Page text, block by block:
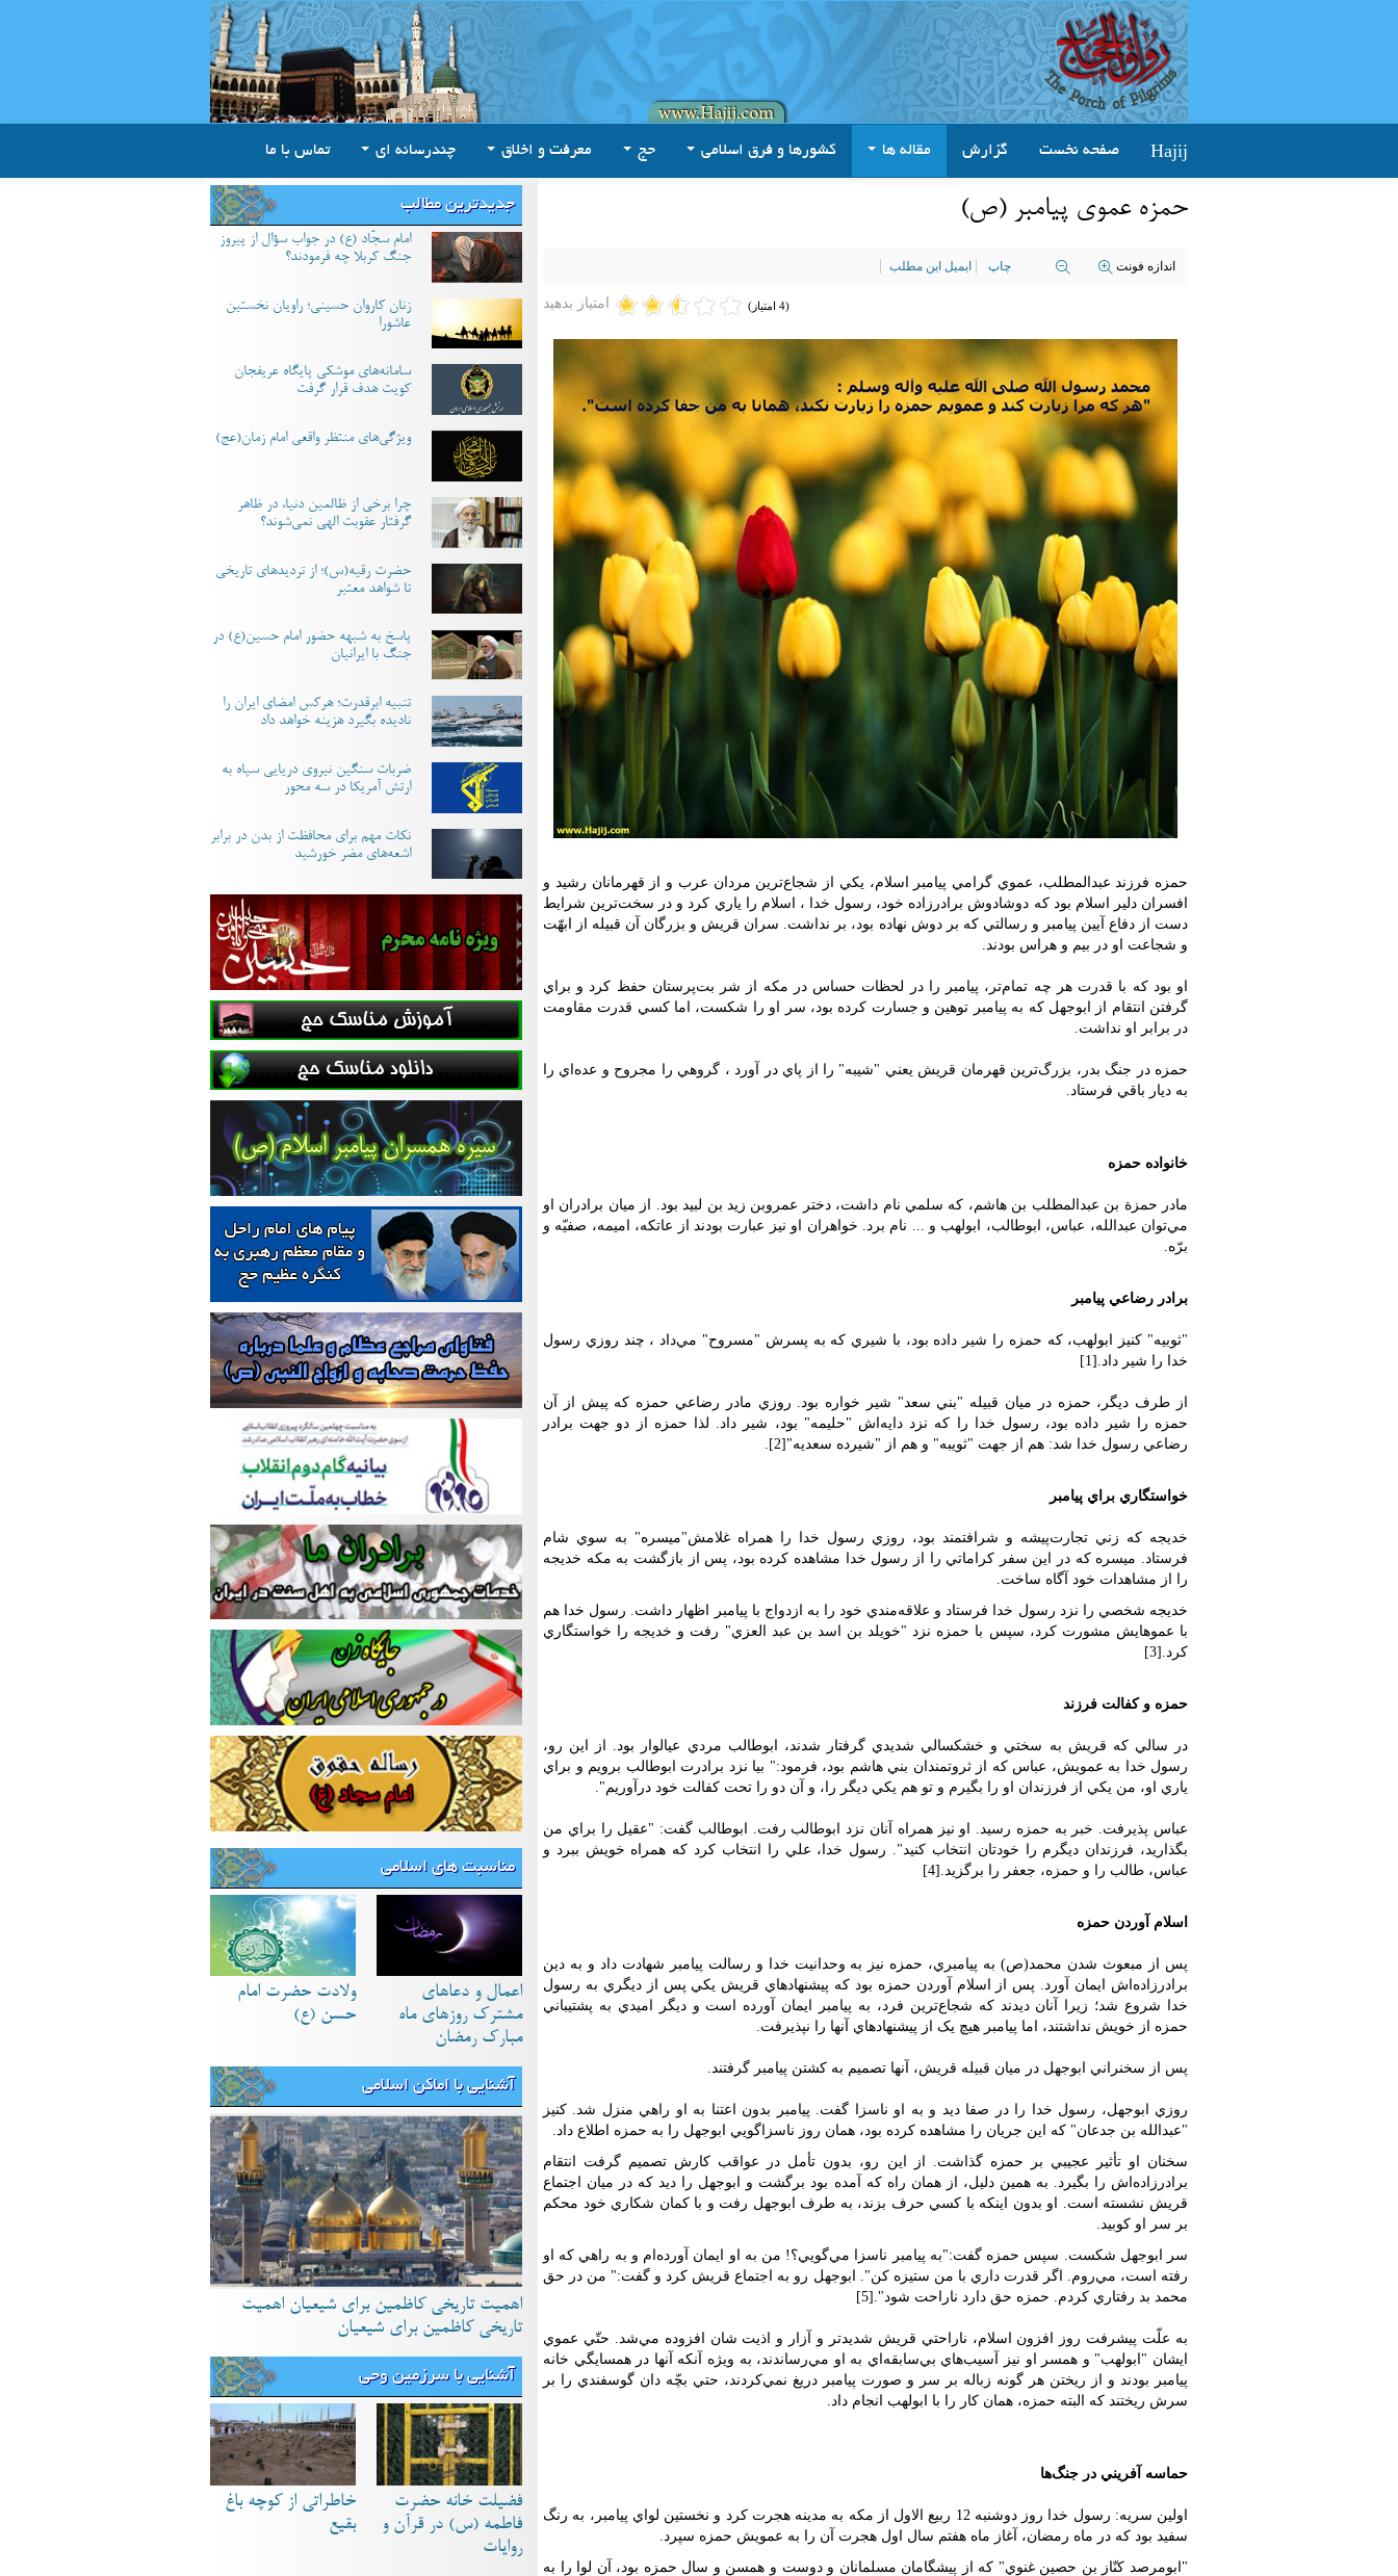
Hajij صفحه نخست گزارش مقاله ها کشورها و فرق اسلامی حج معرفت و اخلاق چندرسانه ای تماس با ما
حمزه عموي پيامبر (ص)
اندازه فونت چاپ ایمیل این مطلب
امتیاز بدهید (4 امتیاز)
حمزه فرزند عبدالمطلب، عموي گرامي پيامبر اسلام، يکي از شجاع‌ترين مردان عرب و از قهرمانان رشيد و
افسران دلير اسلام بود که دوشادوش برادرزاده خود، رسول خدا ، اسلام را ياري کرد و در سخت‌ترين شرايط
دست از دفاع آيين پيامبر و رسالتي که بر دوش نهاده بود، بر نداشت. سران قريش و بزرگان آن قبيله از ابهّت
و شجاعت او در بيم و هراس بودند.
او بود که با قدرت هر چه تمام‌تر، پيامبر را در لحظات حساس در مکه از شر بت‌پرستان حفظ کرد و براي
گرفتن انتقام از ابوجهل که به پيامبر توهين و جسارت کرده بود، سر او را شکست، اما کسي قدرت مقاومت
در برابر او نداشت.
حمزه در جنگ بدر، بزرگ‌ترين قهرمان قريش يعني "شيبه" را از پاي در آورد ، گروهي را مجروح و عده‌اي را
به ديار باقي فرستاد.
خانواده حمزه
مادر حمزة بن عبدالمطلب بن هاشم، که سلمي نام داشت، دختر عمروبن زيد بن لبيد بود. از ميان برادران او
مي‌توان عبدالله، عباس، ابوطالب، ابولهب و ... نام برد. خواهران او نيز عبارت بودند از عاتکه، اميمه، صفيّه و
برّه.
برادر رضاعي پيامبر
"ثوبيه" کنيز ابولهب، که حمزه را شير داده بود، با شيري که به پسرش "مسروح" مي‌داد ، چند روزي رسول
خدا را شير داد.[1]
از طرف ديگر، حمزه در ميان قبيله "بني سعد" شير خواره بود. روزي مادر رضاعي حمزه که پيش از آن
حمزه را شير داده بود، رسول خدا را که نزد دايه‌اش "حليمه" بود، شير داد. لذا حمزه از دو جهت برادر
رضاعي رسول خدا شد: هم از جهت "ثويبه" و هم از "شيرده سعديه"[2].
خواستگاري براي پيامبر
خديجه که زني تجارت‌پيشه و شرافتمند بود، روزي رسول خدا را همراه غلامش"ميسره" به سوي شام
فرستاد. ميسره که در اين سفر کراماتي را از رسول خدا مشاهده کرده بود، پس از بازگشت به مکه خديجه
را از مشاهدات خود آگاه ساخت.
خديجه شخصي را نزد رسول خدا فرستاد و علاقه‌مندي خود را به ازدواج با پيامبر اظهار داشت. رسول خدا هم
با عمو‌هايش مشورت کرد، سپس با حمزه نزد "خويلد بن اسد بن عبد العزي" رفت و خديجه را خواستگاري
کرد.[3]
حمزه و کفالت فرزند
در سالي که قريش به سختي و خشکسالي شديدي گرفتار شدند، ابوطالب مردي عيالوار بود. از اين رو،
رسول خدا به عمويش، عباس که از ثروتمندان بني هاشم بود، فرمود:" بيا نزد برادرت ابوطالب برويم و براي
ياري او، من يکي از فرزندان او را بگيرم و تو هم يکي ديگر را، و آن دو را تحت کفالت خود درآوريم".
عباس پذيرفت. خبر به حمزه رسيد. او نيز همراه آنان نزد ابوطالب رفت. ابوطالب گفت: "عقيل را براي من
بگذاريد، فرزندان ديگرم را خودتان انتخاب کنيد". رسول خدا، علي را انتخاب کرد که همراه خويش ببرد و
عباس، طالب را و حمزه، جعفر را برگزيد.[4]
اسلام آوردن حمزه
پس از مبعوث شدن محمد(ص) به پيامبري، حمزه نيز به وحدانيت خدا و رسالت پيامبر شهادت داد و به دين
برادرزاده‌اش ايمان آورد. پس از اسلام آوردن حمزه بود که پيشنهادهاي قريش يکي پس از ديگري به رسول
خدا شروع شد؛ زيرا آنان ديدند که شجاع‌ترين فرد، به پيامبر ايمان آورده است و ديگر اميدي به پشتيباني
حمزه از خويش نداشتند، اما پيامبر هيچ يک از پيشنهاد‌هاي آنها را نپذيرفت.
پس از سخنراني ابوجهل در ميان قبيله قريش، آنها تصميم به کشتن پيامبر گرفتند.
روزي ابوجهل، رسول خدا را در صفا ديد و به او ناسزا گفت. پيامبر بدون اعتنا به او راهي منزل شد. کنيز
"عبدالله بن جدعان" که اين جريان را مشاهده کرده بود، همان روز ناسزاگويي ابوجهل را به حمزه اطلاع داد.
سخنان او تأثير عجيبي بر حمزه گذاشت. از اين رو، بدون تأمل در عواقب کارش تصميم گرفت انتقام
برادرزاده‌اش را بگيرد. به همين دليل، از همان راه که آمده بود برگشت و ابوجهل را ديد که در ميان اجتماع
قريش نشسته است. او بدون اينکه با کسي حرف بزند، به طرف ابوجهل رفت و با کمان شکاري خود محکم
بر سر او کوبيد.
سر ابوجهل شکست. سپس حمزه گفت:"به پيامبر ناسزا مي‌گويي؟! من به او ايمان آورده‌ام و به راهي که او
رفته است، مي‌روم. اگر قدرت داري با من ستيزه کن". ابوجهل رو به اجتماع قريش کرد و گفت:" من در حق
محمد بد رفتاري کردم. حمزه حق دارد ناراحت شود".[5]
به علّت پيشرفت روز افزون اسلام، ناراحتي قريش شديدتر و آزار و اذيت شان افزوده مي‌شد. حتّي عموي
ايشان "ابولهب" و همسر او نيز آسيب‌هاي بي‌سابقه‌اي به او مي‌رساندند، به ويژه آنکه آنها در همسايگي خانه
پيامبر بودند و از ريختن هر گونه زباله بر سر و صورت پيامبر دريغ نمي‌کردند، حتي بچّه دان گوسفندي را بر
سرش ريختند که البته حمزه، همان کار را با ابولهب انجام داد.
حماسه آفريني در جنگ‌ها
اولين سريه: رسول خدا روز دوشنبه 12 ربيع الاول از مکه به مدينه هجرت کرد و نخستين لواي پيامبر، به رنگ
سفيد بود که در ماه رمضان، آغاز ماه هفتم سال اول هجرت آن را به عمويش حمزه سپرد.
"ابومرصد کنّاز بن حصين غنوي" که از پيشگامان مسلمانان و دوست و همسن و سال حمزه بود، آن لوا را به
جدیدترین مطالب
امام سجّاد (ع) در جواب سؤال از پیروز
جنگ کربلا چه فرمودند؟
زنان کاروان حسینی؛ راویان نخستین
عاشورا
سامانه‌های موشکی پایگاه عریفجان
کویت هدف قرار گرفت
ویژگی‌های منتظر واقعی امام زمان(عج)
چرا برخی از ظالمین دنیا، در ظاهر
گرفتار عقوبت الهی نمی‌شوند؟
حضرت رقیه(س)؛ از تردیدهای تاریخی
تا شواهد معتبر
پاسخ به شبهه حضور امام حسین(ع) در
جنگ با ایرانیان
تنبیه ابرقدرت؛ هرکس امضای ایران را
نادیده بگیرد هزینه خواهد داد
ضربات سنگین نیروی دریایی سپاه به
ارتش آمریکا در سه محور
نکات مهم برای محافظت از بدن در برابر
اشعه‌های مضر خورشید
مناسبت های اسلامی
اعمال و دعاهای
مشترک روزهای ماه
مبارک رمضان
ولادت حضرت امام
حسن (ع)
آشنایی با اماکن اسلامی
اهمیت تاریخی کاظمین برای شیعیان اهمیت
تاریخی کاظمین برای شیعیان
آشنایی با سرزمین وحی
فضیلت خانه حضرت
فاطمه (س) در قرآن و
روایات
خاطراتی از کوچه باغ
بقیع